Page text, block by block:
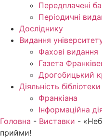
Передплачені
Періодичні
Досліднику
Видання
Фахові видання
Газета
Дрогобицький
Діяльність бібліотеки
Франкіана
Інформаційна
Головна - Виставки -
прийми!